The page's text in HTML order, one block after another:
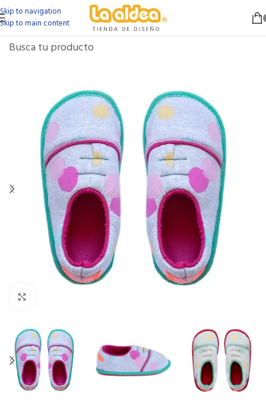
Skip to navigation
Skip to main content